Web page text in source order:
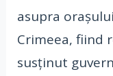
asupra
Crimeea, fiind
susținut